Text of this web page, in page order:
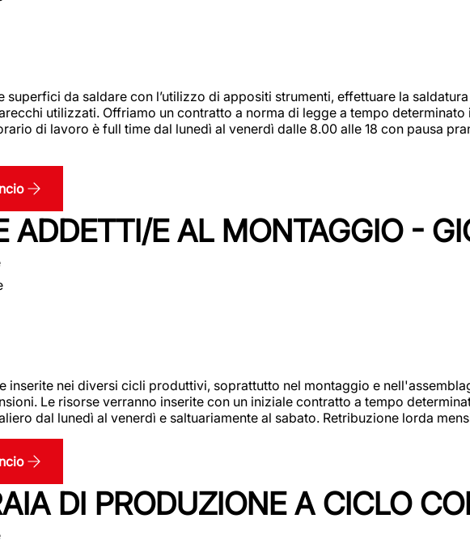
da saldare con l’utilizzo di appositi strumenti, effettuare la
utilizzati. Offriamo un contratto a norma di legge a tempo
di lavoro è full time dal lunedì al venerdì dalle 8.00 alle 18 con pausa
ADDETTI/E AL MONTAGGIO -
inserite nei diversi cicli produttivi, soprattutto nel montaggio e
Le risorse verranno inserite con un iniziale contratto a tempo
dal lunedì al venerdì e saltuariamente al sabato. Retribuzione lorda
DI PRODUZIONE A CICLO